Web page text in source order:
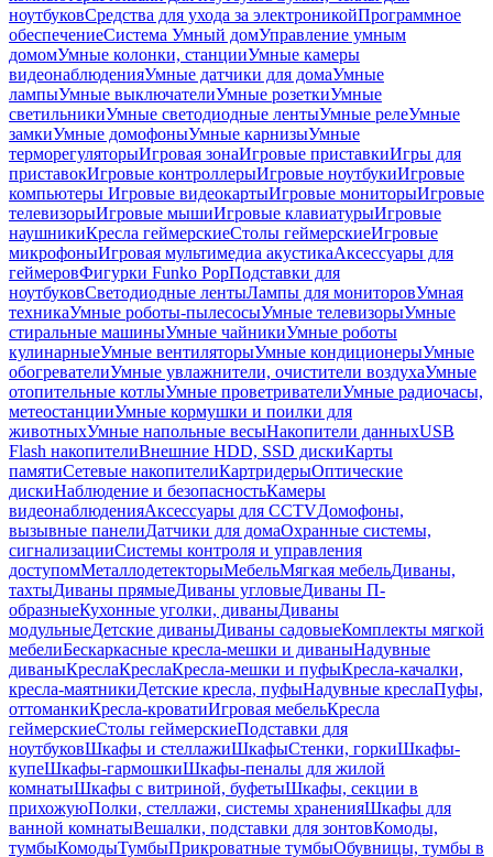
ноутбуковСредства для ухода за электроникойПрограммное
обеспечениеСистема Умный домУправление умным
домомУмные колонки, станцииУмные камеры
видеонаблюденияУмные датчики для домаУмные
лампыУмные выключателиУмные розеткиУмные
светильникиУмные светодиодные лентыУмные релеУмные
замкиУмные домофоныУмные карнизыУмные
терморегуляторыИгровая зонаИгровые приставкиИгры для
приставокИгровые контроллерыИгровые ноутбукиИгровые
компьютеры Игровые видеокартыИгровые мониторыИгровые
телевизорыИгровые мышиИгровые клавиатурыИгровые
наушникиКресла геймерскиеСтолы геймерскиеИгровые
микрофоныИгровая мультимедиа акустикаАксессуары для
геймеровФигурки Funko PopПодставки для
ноутбуковСветодиодные лентыЛампы для мониторовУмная
техникаУмные роботы-пылесосыУмные телевизорыУмные
стиральные машиныУмные чайникиУмные роботы
кулинарныеУмные вентиляторыУмные кондиционерыУмные
обогревателиУмные увлажнители, очистители воздухаУмные
отопительные котлыУмные проветривателиУмные радиочасы,
метеостанцииУмные кормушки и поилки для
животныхУмные напольные весыНакопители данныхUSB
Flash накопителиВнешние HDD, SSD дискиКарты
памятиСетевые накопителиКартридерыОптические
дискиНаблюдение и безопасностьКамеры
видеонаблюденияАксессуары для CCTVДомофоны,
вызывные панелиДатчики для домаОхранные системы,
сигнализацииСистемы контроля и управления
доступомМеталлодетекторыМебельМягкая мебельДиваны,
тахтыДиваны прямыеДиваны угловыеДиваны П-
образныеКухонные уголки, диваныДиваны
модульныеДетские диваныДиваны садовыеКомплекты мягкой
мебелиБескаркасные кресла-мешки и диваныНадувные
диваныКреслаКреслаКресла-мешки и пуфыКресла-качалки,
кресла-маятникиДетские кресла, пуфыНадувные креслаПуфы,
оттоманкиКресла-кроватиИгровая мебельКресла
геймерскиеСтолы геймерскиеПодставки для
ноутбуковШкафы и стеллажиШкафыСтенки, горкиШкафы-
купеШкафы-гармошкиШкафы-пеналы для жилой
комнатыШкафы с витриной, буфетыШкафы, секции в
прихожуюПолки, стеллажи, системы храненияШкафы для
ванной комнатыВешалки, подставки для зонтовКомоды,
тумбыКомодыТумбыПрикроватные тумбыОбувницы, тумбы в